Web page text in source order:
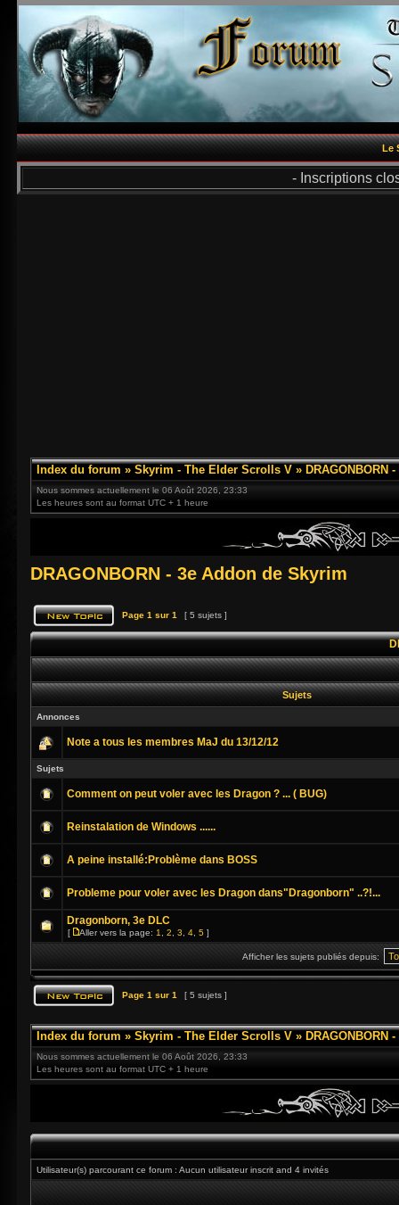
Le
- Inscriptions
Index du forum » Skyrim - The Elder Scrolls V » DRAGONBORN
Nous sommes actuellement le 06 Août 2026, 23:33
Les heures sont au format UTC + 1 heure
DRAGONBORN - 3e Addon de Skyrim
Page 1 sur 1 [ 5 sujets ]
Sujets
Annonces
Note a tous les membres MaJ du 13/12/12
Sujets
Comment on peut voler avec les Dragon ? ... ( BUG)
Reinstalation de Windows ......
A peine installé:Problème dans BOSS
Probleme pour voler avec les Dragon dans"Dragonborn" ..?!...
Dragonborn, 3e DLC
[ Aller vers la page: 1 2 3 4 5 ]
Afficher les sujets publiés depuis:
Page 1 sur 1 [ 5 sujets ]
Index du forum » Skyrim - The Elder Scrolls V » DRAGONBORN
Nous sommes actuellement le 06 Août 2026, 23:33
Les heures sont au format UTC + 1 heure
Utilisateur(s) parcourant ce forum : Aucun utilisateur inscrit and 4 invités